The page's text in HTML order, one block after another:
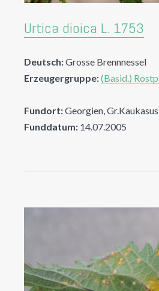
Urtica dioica L. 1753
Deutsch:Grosse Brennnessel
Erzeugergruppe:(Basid.)
Fundort:Georgien,
Funddatum: 14.07.2005